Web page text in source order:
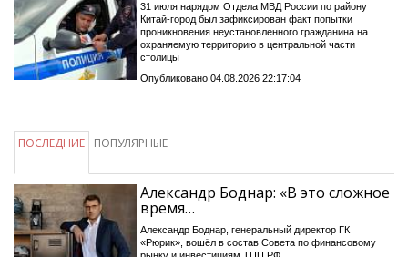
31 июля нарядом Отдела МВД России по району
Китай-город был зафиксирован факт попытки
проникновения неустановленного гражданина на
охраняемую территорию в центральной части
столицы
Опубликовано 04.08.2026 22:17:04
ПОСЛЕДНИЕ ПОПУЛЯРНЫЕ
Александр Боднар: «В это сложное
время…
Александр Боднар, генеральный директор ГК
«Рюрик», вошёл в состав Совета по финансовому